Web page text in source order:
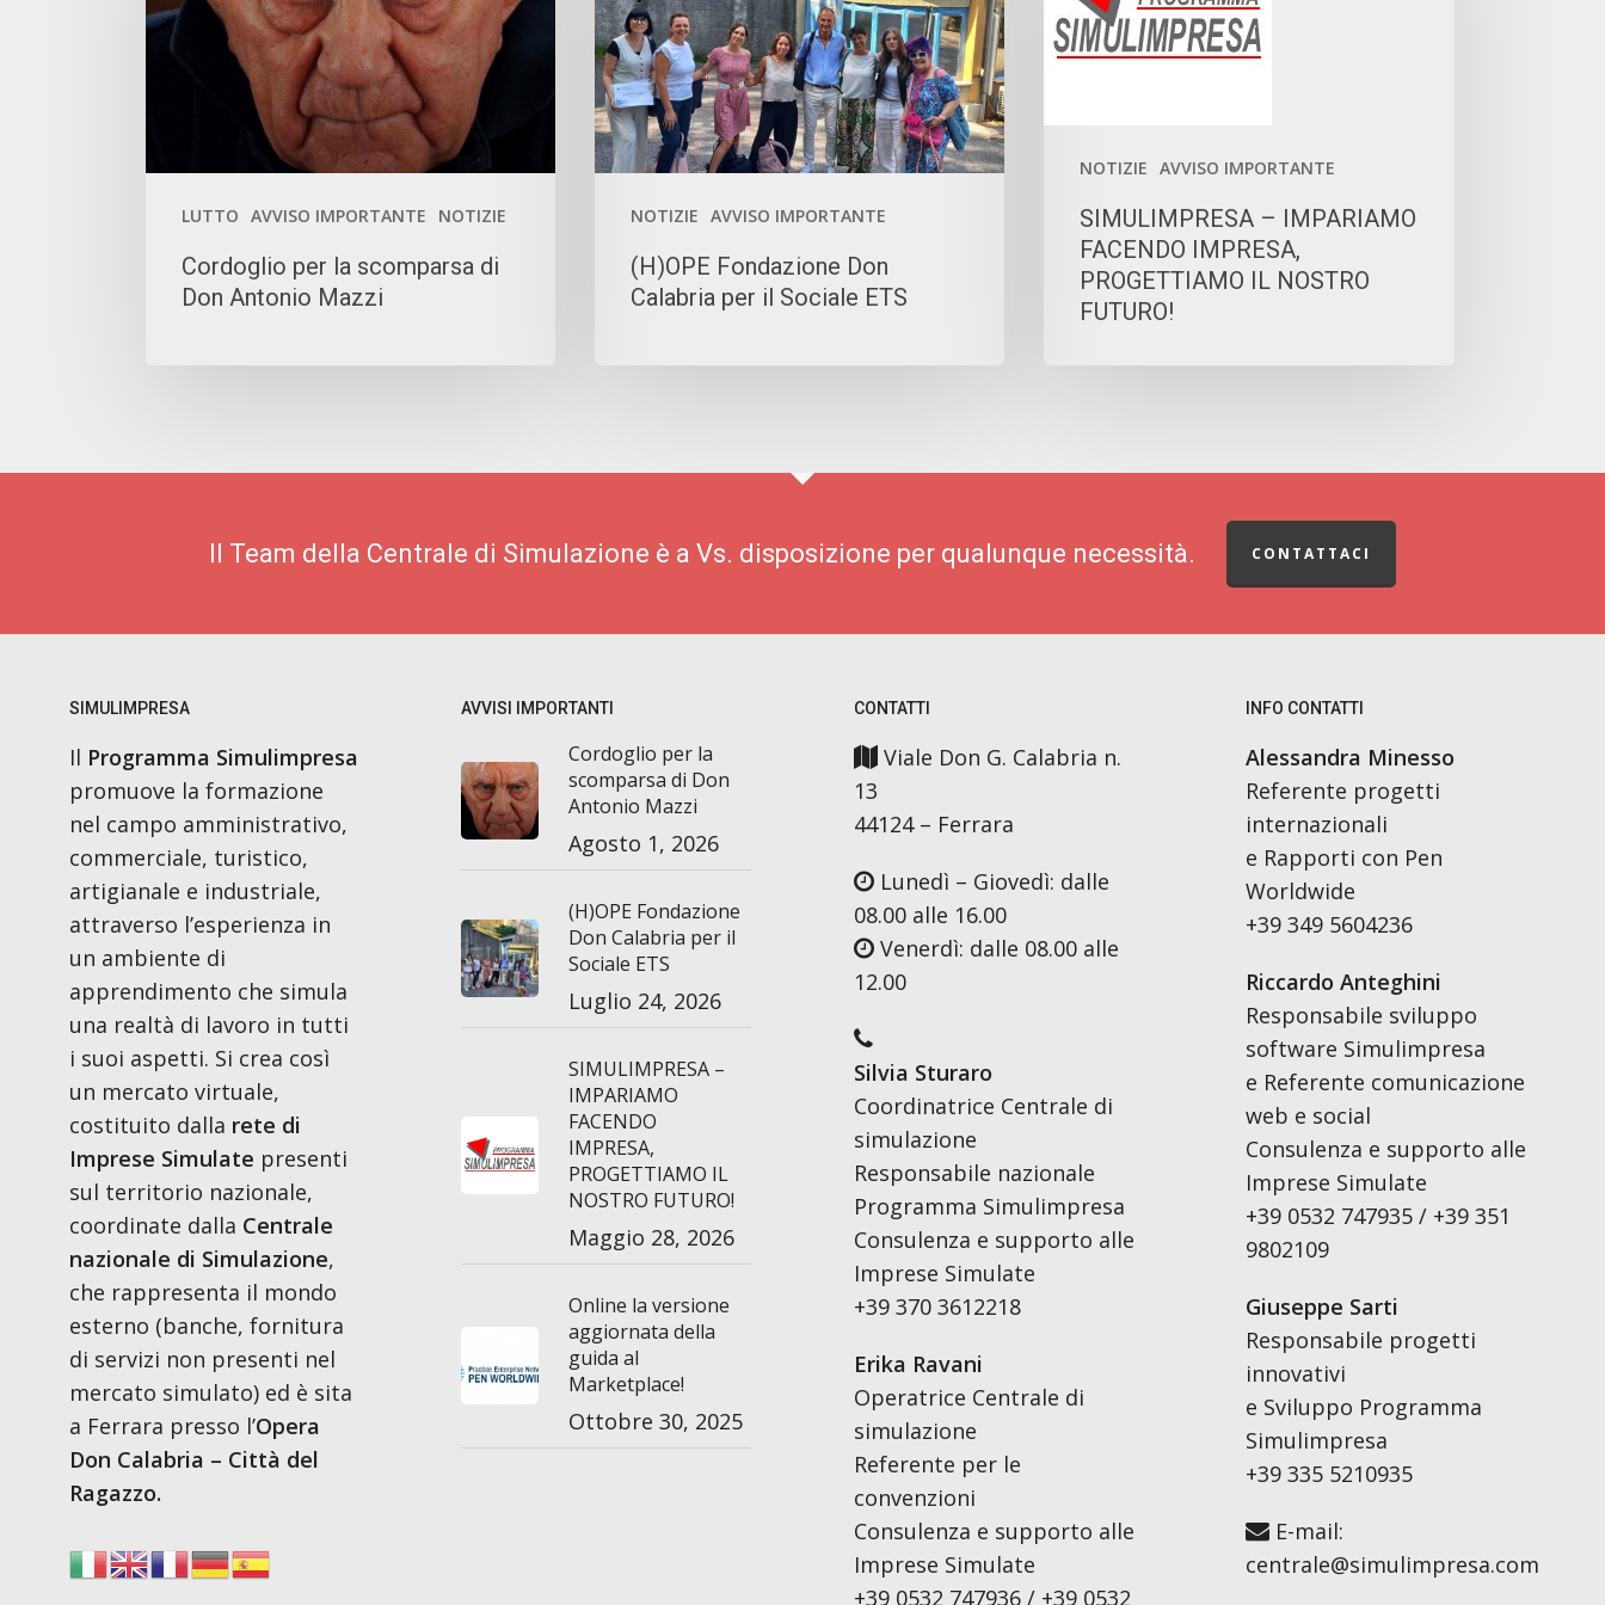
LUTTO AVVISO IMPORTANTE NOTIZIE
scomparsa
Cordoglio per la scomparsa di
Don Antonio Mazzi
NOTIZIE AVVISO IMPORTANTE
per
il
Sociale
ETS
(H)OPE Fondazione Don
Calabria per il Sociale ETS
NOTIZIE AVVISO IMPORTANTE
FACENDO
IMPRESA,
FUTURO!
SIMULIMPRESA – IMPARIAMO
FACENDO IMPRESA,
PROGETTIAMO IL NOSTRO
FUTURO!
Il Team della Centrale di Simulazione è a Vs. disposizione per qualunque necessità. CONTATTACI
SIMULIMPRESA
Il Programma Simulimpresa
promuove la formazione
nel campo amministrativo,
commerciale, turistico,
artigianale e industriale,
attraverso l’esperienza in
un ambiente di
apprendimento che simula
una realtà di lavoro in tutti
i suoi aspetti. Si crea così
un mercato virtuale,
costituito dalla rete di
Imprese Simulate presenti
sul territorio nazionale,
coordinate dalla Centrale
nazionale di Simulazione,
che rappresenta il mondo
esterno (banche, fornitura
di servizi non presenti nel
mercato simulato) ed è sita
a Ferrara presso l’Opera
Don Calabria – Città del
Ragazzo.
AVVISI IMPORTANTI
Cordoglio per la
scomparsa di Don
Antonio Mazzi
Agosto 1, 2026
(H)OPE Fondazione
Don Calabria per il
Sociale ETS
Luglio 24, 2026
SIMULIMPRESA –
IMPARIAMO
FACENDO
IMPRESA,
PROGETTIAMO IL
NOSTRO FUTURO!
Maggio 28, 2026
Online la versione
aggiornata della
guida al
Marketplace!
Ottobre 30, 2025
CONTATTI
Viale Don G. Calabria n.
13
44124 – Ferrara
Lunedì – Giovedì: dalle
08.00 alle 16.00
Venerdì: dalle 08.00 alle
12.00
Silvia Sturaro
Coordinatrice Centrale di
simulazione
Responsabile nazionale
Programma Simulimpresa
Consulenza e supporto alle
Imprese Simulate
+39 370 3612218
Erika Ravani
Operatrice Centrale di
simulazione
Referente per le
convenzioni
Consulenza e supporto alle
Imprese Simulate
+39 0532 747936 / +39 0532
INFO CONTATTI
Alessandra Minesso
Referente progetti
internazionali
e Rapporti con Pen
Worldwide
+39 349 5604236
Riccardo Anteghini
Responsabile sviluppo
software Simulimpresa
e Referente comunicazione
web e social
Consulenza e supporto alle
Imprese Simulate
+39 0532 747935 / +39 351
9802109
Giuseppe Sarti
Responsabile progetti
innovativi
e Sviluppo Programma
Simulimpresa
+39 335 5210935
E-mail:
centrale@simulimpresa.com